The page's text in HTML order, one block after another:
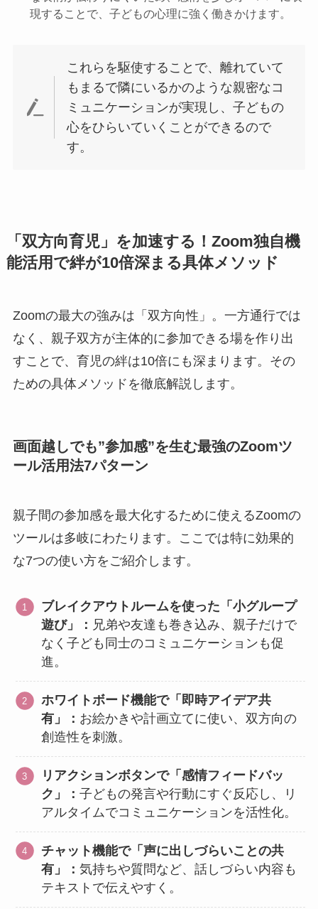
現することで、子どもの心理に強く働きかけます。
これらを駆使することで、離れていて
もまるで隣にいるかのような親密なコ
ミュニケーションが実現し、子どもの
心をひらいていくことができるので
す。
「双方向育児」を加速する！Zoom独自機
能活用で絆が10倍深まる具体メソッド
Zoomの最大の強みは「双方向性」。一方通行では
なく、親子双方が主体的に参加できる場を作り出
すことで、育児の絆は10倍にも深まります。その
ための具体メソッドを徹底解説します。
画面越しでも”参加感”を生む最強のZoomツ
ール活用法7パターン
親子間の参加感を最大化するために使えるZoomの
ツールは多岐にわたります。ここでは特に効果的
な7つの使い方をご紹介します。
ブレイクアウトルームを使った「小グループ
遊び」： 兄弟や友達も巻き込み、親子だけで
なく子ども同士のコミュニケーションも促
進。
ホワイトボード機能で「即時アイデア共
有」： お絵かきや計画立てに使い、双方向の
創造性を刺激。
リアクションボタンで「感情フィードバッ
ク」：子どもの発言や行動にすぐ反応し、リ
アルタイムでコミュニケーションを活性化。
チャット機能で「声に出しづらいことの共
有」：気持ちや質問など、話しづらい内容も
テキストで伝えやすく。